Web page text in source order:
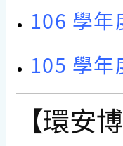
106 學年
105 學年
【環安